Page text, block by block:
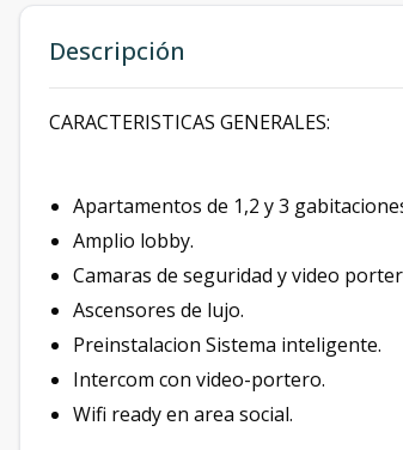
Descripción
CARACTERISTICAS GENERALES:
Apartamentos de 1,2 y 3
Amplio lobby.
Camaras de seguridad y video
Ascensores de lujo.
Preinstalacion Sistema inteligente.
Intercom con video-portero.
Wifi ready en area social.